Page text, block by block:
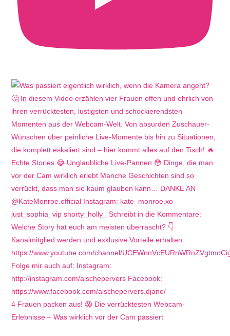
4 Frauen packen aus! 😱 Die verrücktesten Webcam-
Erlebnisse – Was wirklich vor der Cam passiert